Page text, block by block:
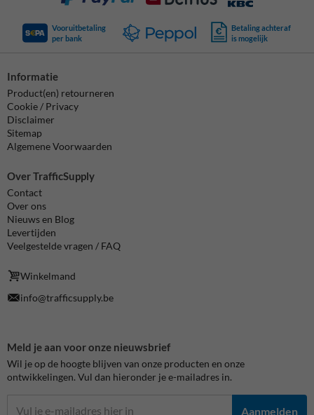
Vooruitbetaling
per bank
Betaling achteraf
is mogelijk
Informatie
Product(en) retourneren
Cookie / Privacy
Disclaimer
Sitemap
Algemene Voorwaarden
Over TrafficSupply
Contact
Over ons
Nieuws en Blog
Levertijden
Veelgestelde vragen / FAQ
Winkelmand
info@trafficsupply.be
Meld je aan voor onze nieuwsbrief
Wil je op de hoogte blijven van onze producten en onze
ontwikkelingen. Vul dan hieronder je e-mailadres in.
Aanmelden